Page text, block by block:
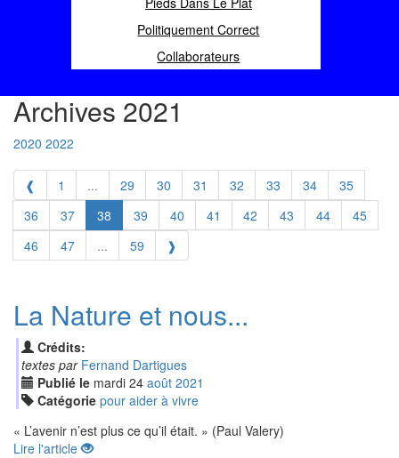
Politiquement Correct
Collaborateurs
Archives 2021
2020 2022
❰ 1 ... 29 30 31 32 33 34
35
36
37 38 39 40 41 42 43 44
45
46
47 ... 59 ❱
La Nature et nous...
Crédits:
textes par Fernand Dartigues
Publié le mardi 24 août 2021
Catégorie pour aider à vivre
« L’avenir n’est plus ce qu’il était. » (Paul Valery)
Lire l'article